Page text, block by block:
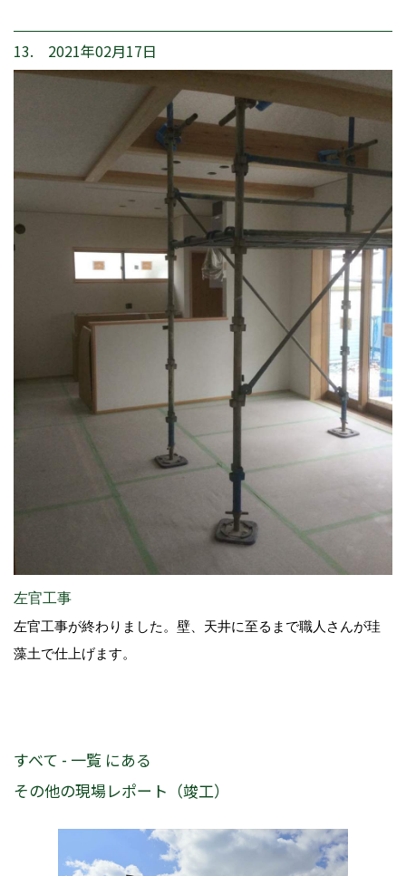
13. 2021年02月17日
左官工事
左官工事が終わりました。壁、天井に至るまで職人さんが珪
藻土で仕上げます。
すべて - 一覧 にある
その他の現場レポート（竣工）